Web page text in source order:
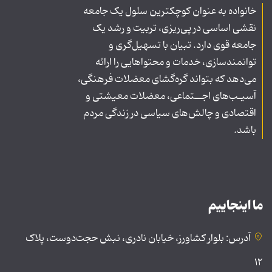
خانواده به عنوان کوچکترین سلول یک جامعه
نقشی اساسی در پی‌ریزی، تربیت و رشد یک
جامعه قوی دارد. تبیان با تسهیل‌گری و
توانمندسازی، خدمات و محتواهایی را ارائه
می‌دهد که بتواند گره‌گشای معضلات فرهنگی،
آسیـب‌های اجــتماعی، معضلات معیشتی و
اقتصادی و چالش‌های سیاسی در زندگی مردم
باشد.
ما اینجاییم
آدرس: بلوار کشاورز، خیابان نادری، نبش حجت‌دوست، پلاک
۱۲